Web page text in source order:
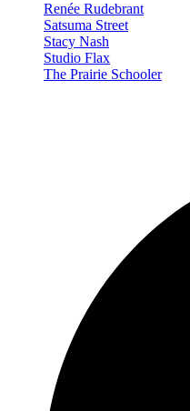
Renée Rudebrant
Satsuma Street
Stacy Nash
Studio Flax
The Prairie Schooler